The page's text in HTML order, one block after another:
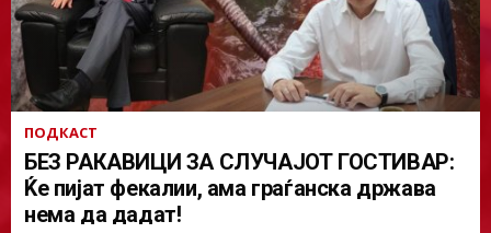
ПОДКАСТ
БЕЗ РАКАВИЦИ ЗА СЛУЧАЈОТ ГОСТИВАР:
Ќе пијат фекалии, ама граѓанска држава
нема да дадат!